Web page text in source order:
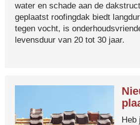
water en schade aan de
geplaatst roofingdak biedt
tegen vocht, is
levensduur van 20 tot 30 jaar.
Heb